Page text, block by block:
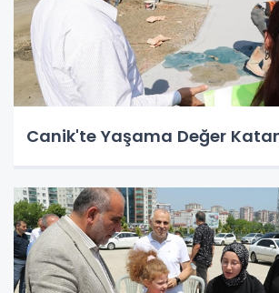
Canik'te Yaşama Değer